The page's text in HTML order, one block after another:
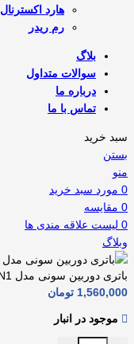
هارد اکسترنال
رم ریدر
بلاگ
سوالات متداول
درباره ما
تماس با ما
سبد خرید
بستن
منو
0 مورد سبد خرید
0 مقايسه
0 لیست علاقه مندی ها
وبلاگ
باتری دوربین سونی مدل NP-BN1 (اصلی | بدون جعبه)
1,560,000 تومان
موجود در انبار